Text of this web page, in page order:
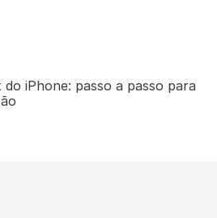
iPhone: passo a passo para